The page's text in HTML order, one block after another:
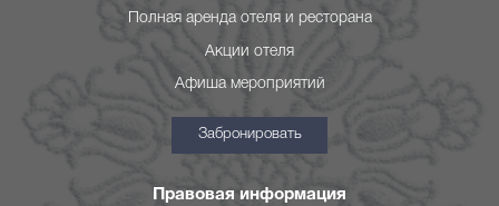
Полная аренда отеля и ресторана
Акции отеля
Афиша мероприятий
Забронировать
Правовая информация